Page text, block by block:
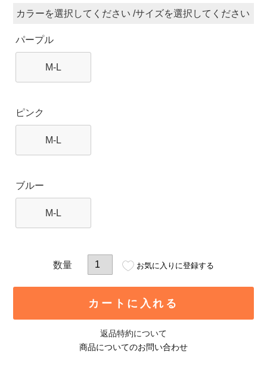
カラー サイズ
パープル
M-L
ピンク
M-L
ブルー
M-L
お気に入りに登録する
カートに入れる
返品特約について
商品についてのお問い合わせ